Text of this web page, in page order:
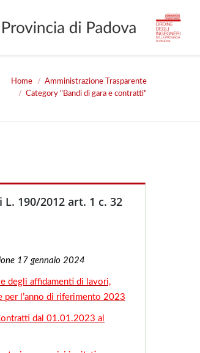
Home
Amministrazione Trasparente
Category "Bandi di gara e contratti"
190/2012 art. 1 c. 32
17 gennaio 2024
degli affidamenti di lavori,
per l’anno di riferimento 2023
dal 01.01.2023 al